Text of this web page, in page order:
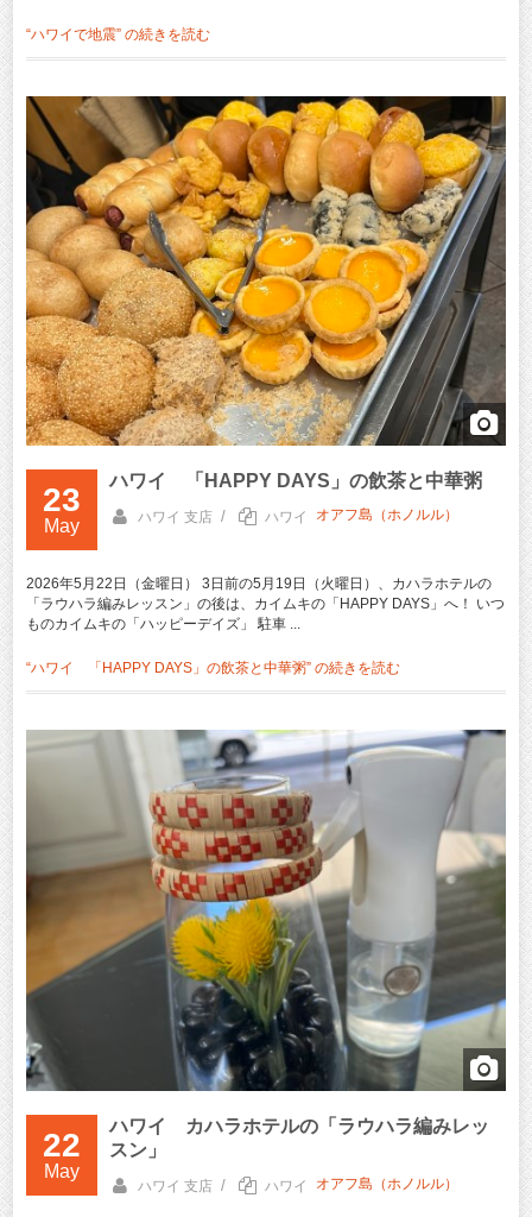
“ハワイで地震” の続きを読む
23
May
ハワイ 「HAPPY DAYS」の飲茶と中華粥
ハワイ 支店 / ハワイ オアフ島（ホノルル）
2026年5月22日（金曜日） 3日前の5月19日（火曜日）、カハラホテルの
「ラウハラ編みレッスン」の後は、カイムキの「HAPPY DAYS」へ！ いつ
ものカイムキの「ハッピーデイズ」 駐車 ...
“ハワイ 「HAPPY DAYS」の飲茶と中華粥” の続きを読む
22
May
ハワイ カハラホテルの「ラウハラ編みレッ
スン」
ハワイ 支店 / ハワイ オアフ島（ホノルル）